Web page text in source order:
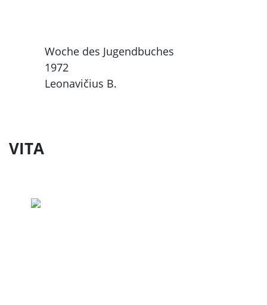
Woche des Jugendbuches
1972
Leonavičius B.
VITA